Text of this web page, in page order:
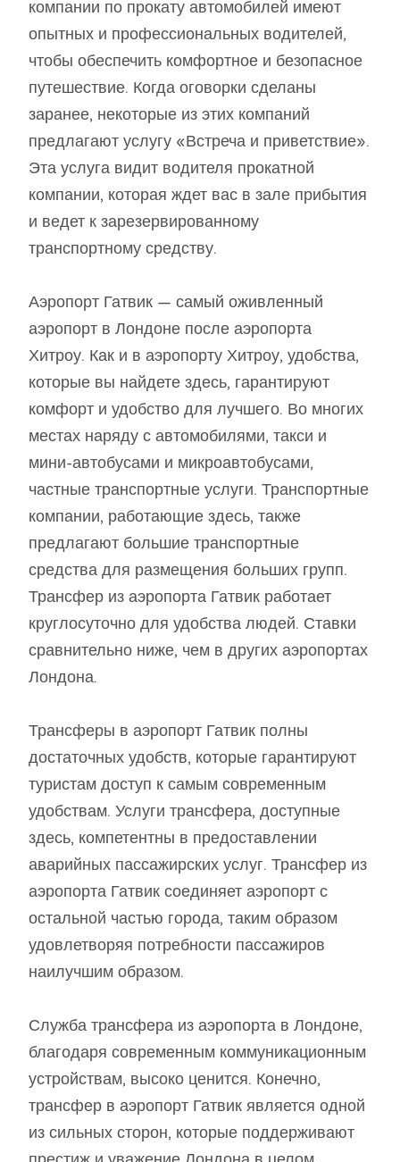
компании по прокату автомобилей имеют
опытных и профессиональных водителей,
чтобы обеспечить комфортное и безопасное
путешествие. Когда оговорки сделаны
заранее, некоторые из этих компаний
предлагают услугу «Встреча и приветствие».
Эта услуга видит водителя прокатной
компании, которая ждет вас в зале прибытия
и ведет к зарезервированному
транспортному средству.
Аэропорт Гатвик — самый оживленный
аэропорт в Лондоне после аэропорта
Хитроу. Как и в аэропорту Хитроу, удобства,
которые вы найдете здесь, гарантируют
комфорт и удобство для лучшего. Во многих
местах наряду с автомобилями, такси и
мини-автобусами и микроавтобусами,
частные транспортные услуги. Транспортные
компании, работающие здесь, также
предлагают большие транспортные
средства для размещения больших групп.
Трансфер из аэропорта Гатвик работает
круглосуточно для удобства людей. Ставки
сравнительно ниже, чем в других аэропортах
Лондона.
Трансферы в аэропорт Гатвик полны
достаточных удобств, которые гарантируют
туристам доступ к самым современным
удобствам. Услуги трансфера, доступные
здесь, компетентны в предоставлении
аварийных пассажирских услуг. Трансфер из
аэропорта Гатвик соединяет аэропорт с
остальной частью города, таким образом
удовлетворяя потребности пассажиров
наилучшим образом.
Служба трансфера из аэропорта в Лондоне,
благодаря современным коммуникационным
устройствам, высоко ценится. Конечно,
трансфер в аэропорт Гатвик является одной
из сильных сторон, которые поддерживают